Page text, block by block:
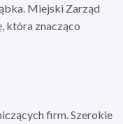
Miejski Zarząd
która znacząco
firm. Szerokie